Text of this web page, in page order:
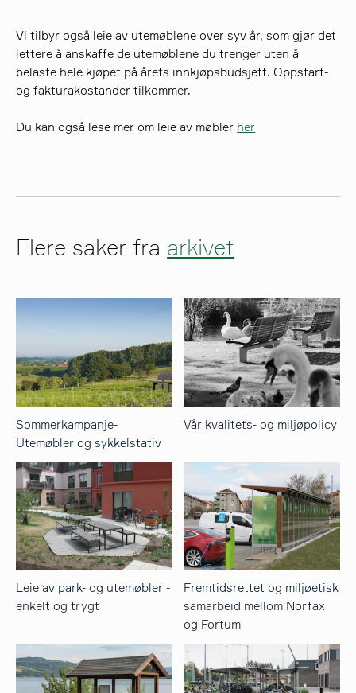
Vi tilbyr også leie av utemøblene over syv år, som gjør det
lettere å anskaffe de utemøblene du trenger uten å
belaste hele kjøpet på årets innkjøpsbudsjett. Oppstart-
og fakturakostander tilkommer.
Du kan også lese mer om leie av møbler her
Flere saker fra arkivet
Sommerkampanje-
Utemøbler og sykkelstativ
Vår kvalitets- og miljøpolicy
Leie av park- og utemøbler -
enkelt og trygt
Fremtidsrettet og miljøetisk
samarbeid mellom Norfax
og Fortum